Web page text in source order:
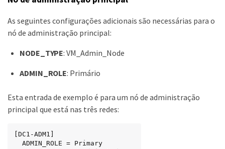
As seguintes configurações adicionais são necessárias para o
nó de administração principal:
NODE_TYPE: VM_Admin_Node
ADMIN_ROLE: Primário
Esta entrada de exemplo é para um nó de administração
principal que está nas três redes:
[DC1-ADM1]